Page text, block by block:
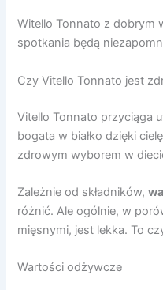
Witello Tonnato z dobrym
spotkania będą
Czy Vitello Tonnato jest
Vitello Tonnato przyciąga
bogata w białko dzięki
zdrowym wyborem w
Zależnie od składników,
różnić. Ale ogólnie, w
mięsnymi, jest lekka. To
Wartości odżywcze